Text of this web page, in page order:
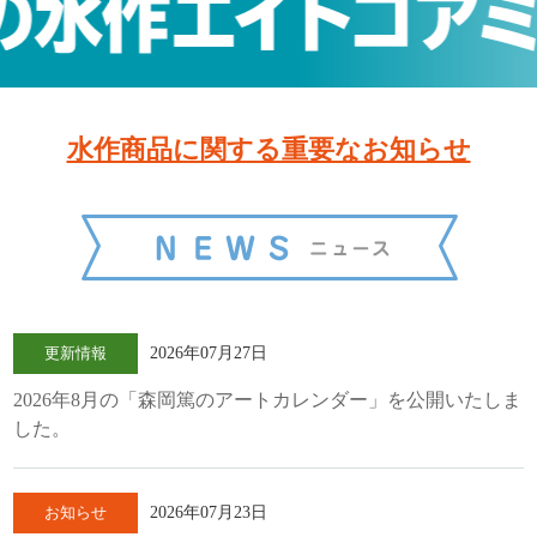
水作商品に関する重要なお知らせ
更新情報 2026年07月27日
2026年8月の「森岡篤のアートカレンダー」を公開いたしま
した。
お知らせ 2026年07月23日